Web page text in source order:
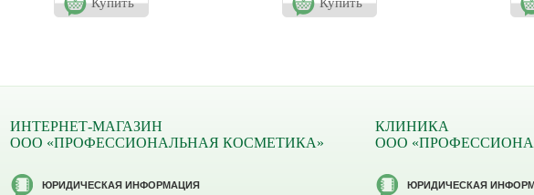
Купить Купить
ИНТЕРНЕТ-МАГАЗИН
ООО «ПРОФЕССИОНАЛЬНАЯ КОСМЕТИКА»
ЮРИДИЧЕСКАЯ ИНФОРМАЦИЯ
КЛИНИКА
ООО
ЮРИДИЧЕСКАЯ